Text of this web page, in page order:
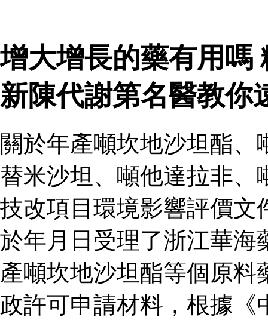
增大增長的藥有用嗎
新陳代謝第名醫教你
關於年產噸坎地沙坦酯
替米沙坦、噸他達拉非
技改項目環境影響評價文
於年月日受理了浙江華海
產噸坎地沙坦酯等個原
政許可申請材料，根據《